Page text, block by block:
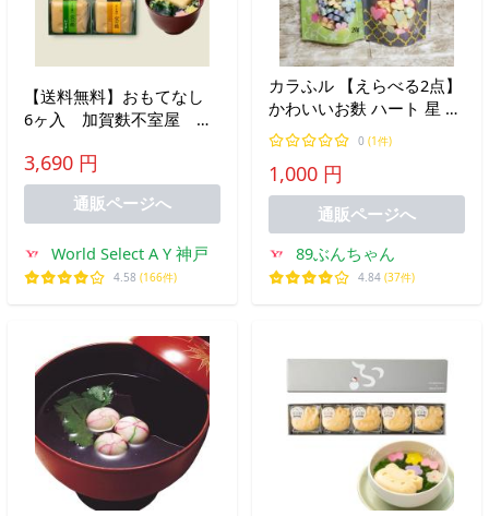
【送料無料】おもてなし
6ヶ入 加賀麩不室屋 ギ
和風 惣菜 簡単調理 汁物
お吸い物 金沢 和食 料亭
3,690 円
通販ページへ
World Select A Y 神戸
4.58 (166件)
カラふル 【えらべる2点】
かわいいお麩 ハート 星 花
2袋セット 麩 常陸屋本舗
お試し 麩 買い回り 買いま
わり
0 (1件)
1,000 円
通販ページへ
89ぶんちゃん
4.84 (37件)